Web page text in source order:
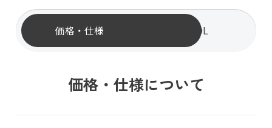
価格・仕様 音声DL
価格・仕様について